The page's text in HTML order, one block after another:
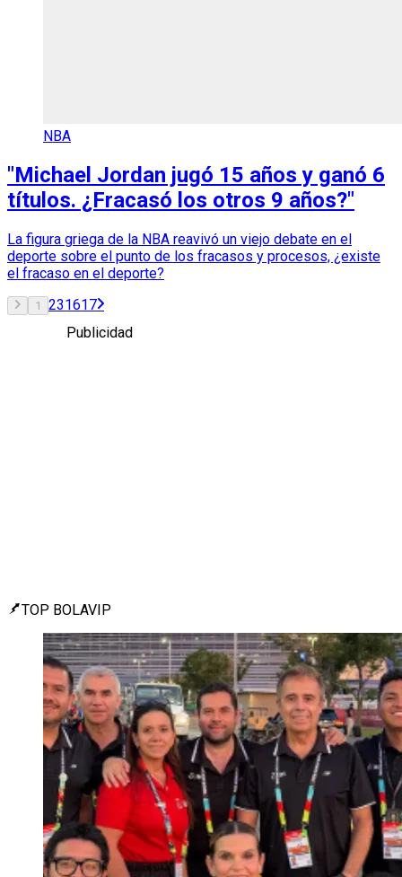
NBA
"Michael Jordan jugó 15 años y ganó 6
títulos. ¿Fracasó los otros 9 años?"
La figura griega de la NBA reavivó un viejo debate en el
deporte sobre el punto de los fracasos y procesos, ¿existe
el fracaso en el deporte?
1 231617
Publicidad
TOP BOLAVIP